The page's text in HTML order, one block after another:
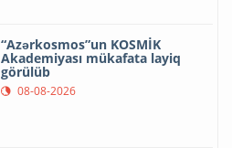
“Azərkosmos”un KOSMİK
Akademiyası mükafata layiq
görülüb
08-08-2026